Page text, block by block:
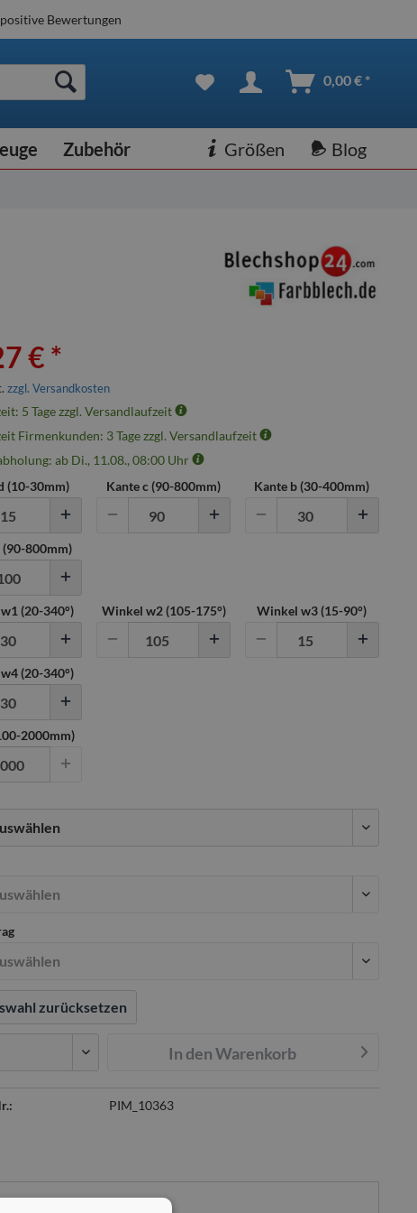
Bewertungen
0,00 € *
Zubehör Blog
Größen
€ *
zzgl. Versandkosten
5 Tage zzgl. Versandlaufzeit
Firmenkunden: 3 Tage zzgl. Versandlaufzeit
ab Di., 11.08., 08:00 Uhr
(10-30mm) Kante c (90-800mm) Kante b (30-400mm)
(90-800mm)
(20-340°) Winkel w2 (105-175°) Winkel w3 (15-90°)
(20-340°)
2000mm)
zurücksetzen
In denWarenkorb
PIM_10363